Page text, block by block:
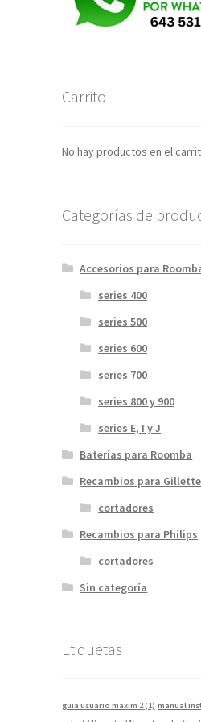
Carrito
No hay productos en el
Categorías de
Accesorios para
series 400
series 500
series 600
series 700
series 800 y 900
series E, I y J
Baterías para Roomba
Recambios para Gillette
cortadores
Recambios para Philips
cortadores
Sin categoría
Etiquetas
guia usuario maxim 2(1) manual